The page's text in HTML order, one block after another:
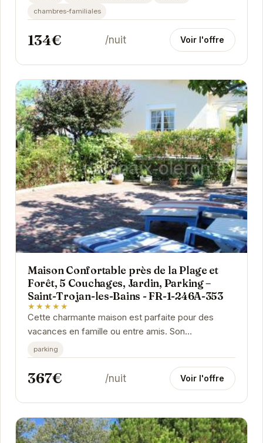
chambres-familiales
134€ /nuit Voir l'offre
Maison Confortable près de la Plage et
Forêt, 5 Couchages, Jardin, Parking –
Saint-Trojan-les-Bains - FR-1-246A-353
★★★★★
Cette charmante maison est parfaite pour des
vacances en famille ou entre amis. Son
emplacement privilégié, proche de la plage et de la
forêt,...
parking
367€ /nuit Voir l'offre